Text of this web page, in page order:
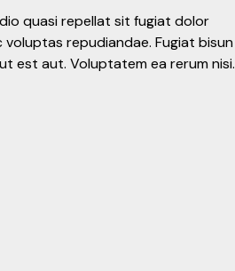
quasi repellat sit fugiat dolor
repudiandae. Fugiat bisun
est aut. Voluptatem ea rerum nisi.